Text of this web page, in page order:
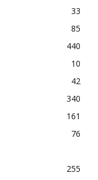
33
85
440
10
42
340
161
76
255